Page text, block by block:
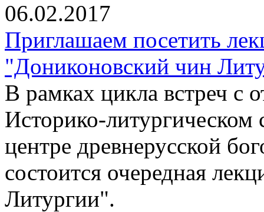
06.02.2017
Приглашаем посетить
"Дониконовский чин
В рамках цикла встреч
Историко-
центре древнерусской
состоится очередная
Литургии".